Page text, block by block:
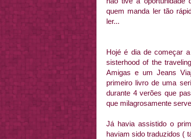
quem manda ler tão
ler...
Hojé é dia de começar
sisterhood of the
Amigas e um Jeans
primeiro livro de uma
durante 4 verões que
que milagrosamente
Já havia assistido o
haviam sido traduzidos (